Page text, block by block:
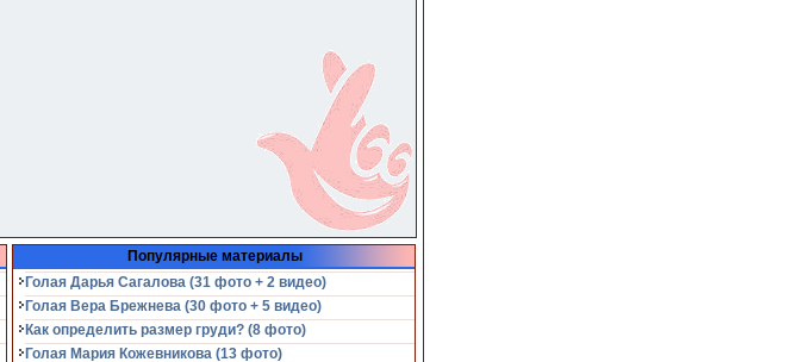
Популярные материалы
Голая Дарья Сагалова (31 фото + 2 видео)
Голая Вера Брежнева (30 фото + 5 видео)
Как определить размер груди? (8 фото)
Голая Мария Кожевникова (13 фото)